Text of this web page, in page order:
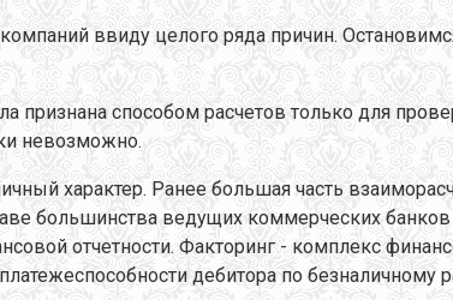
ввиду целого ряда причин.
признана способом расчетов только для
невозможно.
характер. Ранее большая часть
большинства ведущих коммерческих
отчетности. Факторинг - комплекс
дебитора по безналичному